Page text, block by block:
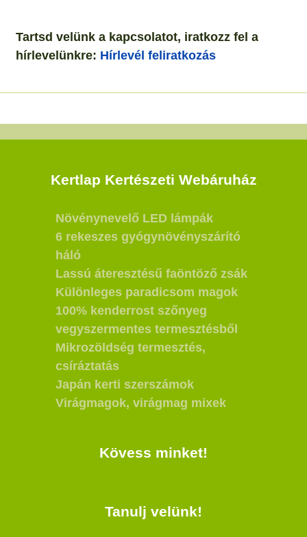
Tartsd velünk a kapcsolatot, iratkozz fel a
hírlevelünkre: Hírlevél feliratkozás
Kertlap Kertészeti Webáruház
Növénynevelő LED lámpák
6 rekeszes gyógynövényszárító
háló
Lassú áteresztésű faöntöző zsák
Különleges paradicsom magok
100% kenderrost szőnyeg
vegyszermentes termesztésből
Mikrozöldség termesztés,
csíráztatás
Japán kerti szerszámok
Virágmagok, virágmag mixek
Kövess minket!
Tanulj velünk!